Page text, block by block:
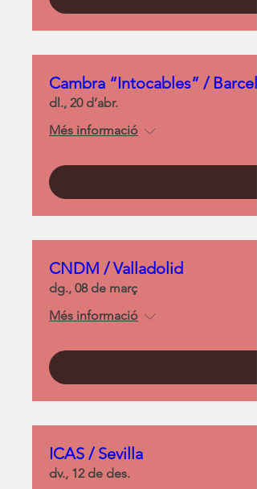
Cambra “Intocables” /
dl., 20 d’abr.
Més informació
CNDM / Valladolid
dg., 08 de març
Més informació
ICAS / Sevilla
dv., 12 de des.